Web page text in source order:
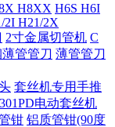
H8XX H6S H6I
2I H21/2X
2寸金属切管机 C
管管刀 薄管管刀
套丝机专用手推
电动套丝机
钳 铝质管钳(90度